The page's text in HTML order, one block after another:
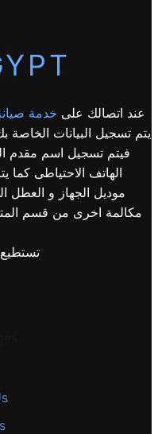
عند اتصالك على خدمة
يتم تسجيل البيانات
فيتم تسجيل اسم مقدم
الهاتف الاحتياطى كما
موديل الجهاز و العطل
مكالمة اخرى من قسم